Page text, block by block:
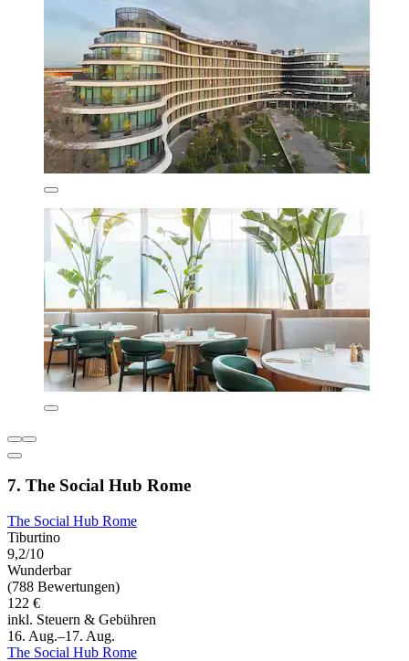
7. The Social Hub Rome
The Social Hub Rome
Tiburtino
9,2/10
Wunderbar
(788 Bewertungen)
122 €
inkl. Steuern & Gebühren
16. Aug.–17. Aug.
The Social Hub Rome